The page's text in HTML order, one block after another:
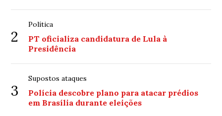
2
Política
PT oficializa candidatura de Lula à
Presidência
3
Supostos ataques
Polícia descobre plano para atacar prédios
em Brasília durante eleições